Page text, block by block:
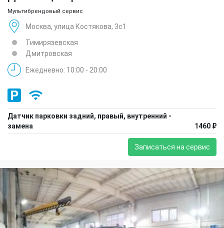
Мультибрендовый сервис
Москва, улица Костякова, 3с1
Тимирязевская
Дмитровская
Ежедневно: 10:00 - 20:00
Датчик парковки задний, правый, внутренний -
замена
1460 ₽
Записаться на сервис